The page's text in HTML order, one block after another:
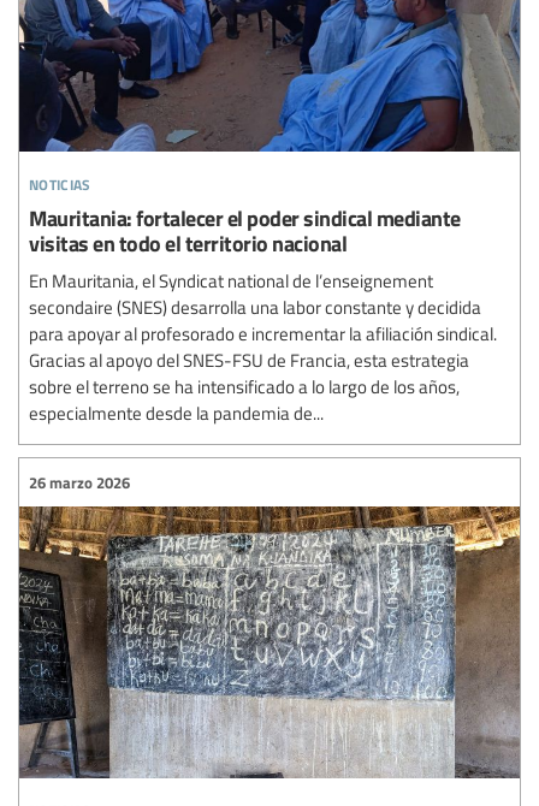
noticias
Mauritania: fortalecer el poder sindical mediante
visitas en todo el territorio nacional
En Mauritania, el Syndicat national de l’enseignement
secondaire (SNES) desarrolla una labor constante y decidida
para apoyar al profesorado e incrementar la afiliación sindical.
Gracias al apoyo del SNES-FSU de Francia, esta estrategia
sobre el terreno se ha intensificado a lo largo de los años,
especialmente desde la pandemia de...
26 marzo 2026